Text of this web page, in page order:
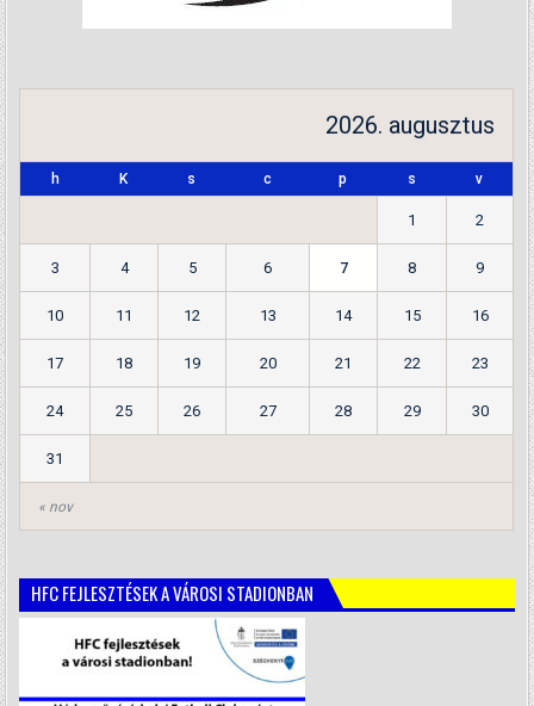
2026. augusztus
h K s c p s v
« nov
1 2
3 4 5 6 7 8 9
10 11 12 13 14 15 16
17 18 19 20 21 22 23
24 25 26 27 28 29 30
31
HFC FEJLESZTÉSEK A VÁROSI STADIONBAN